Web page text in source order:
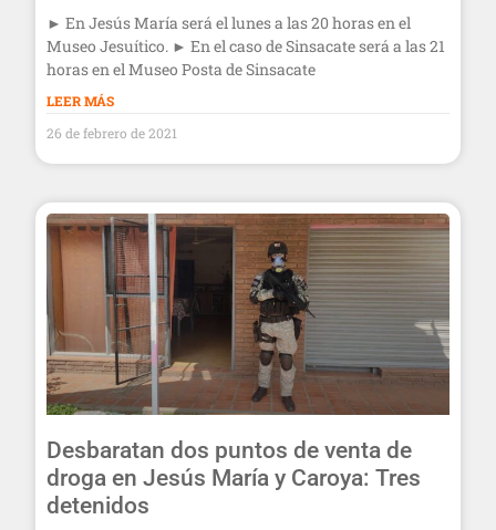
► En Jesús María será el lunes a las 20 horas en el
Museo Jesuítico. ► En el caso de Sinsacate será a las 21
horas en el Museo Posta de Sinsacate
LEER MÁS
26 de febrero de 2021
Desbaratan dos puntos de venta de
droga en Jesús María y Caroya: Tres
detenidos